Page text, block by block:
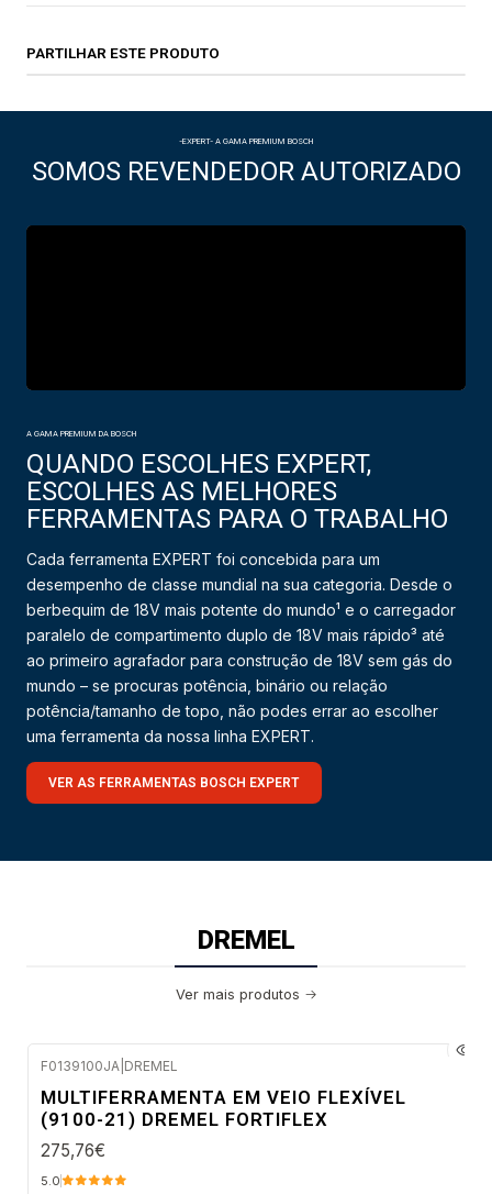
PARTILHAR ESTE PRODUTO
-EXPERT- A GAMA PREMIUM BOSCH
SOMOS REVENDEDOR AUTORIZADO
A GAMA PREMIUM DA BOSCH
QUANDO ESCOLHES EXPERT,
ESCOLHES AS MELHORES
FERRAMENTAS PARA O TRABALHO
Cada ferramenta EXPERT foi concebida para um
desempenho de classe mundial na sua categoria. Desde o
berbequim de 18V mais potente do mundo¹ e o carregador
paralelo de compartimento duplo de 18V mais rápido³ até
ao primeiro agrafador para construção de 18V sem gás do
mundo – se procuras potência, binário ou relação
potência/tamanho de topo, não podes errar ao escolher
uma ferramenta da nossa linha EXPERT.
VER AS FERRAMENTAS BOSCH EXPERT
DREMEL
Ver mais produtos
F0139100JA DREMEL
MULTIFERRAMENTA EM VEIO FLEXÍVEL
(9100-21) DREMEL FORTIFLEX
275,76€
5.0